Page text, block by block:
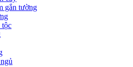
gắn tường
tộc